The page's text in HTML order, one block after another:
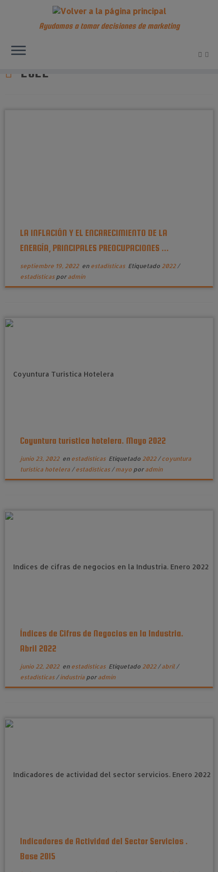
Saltar
contenido
Ayudamos a tomar decisiones de marketing
2022
LA INFLACIÓN Y EL ENCARECIMIENTO DE LA
ENERGÍA, PRINCIPALES PREOCUPACIONES ...
septiembre 19, 2022en estadísticas Etiquetado 2022 /
estadísticas por admin
Coyuntura turística hotelera. Mayo 2022
junio 23, 2022en estadísticas Etiquetado 2022 /coyuntura
turística hotelera /estadísticas /mayo por admin
Índices de Cifras de Negocios en la Industria.
Abril 2022
junio 22, 2022en estadísticas Etiquetado 2022 /abril /
estadísticas /industria por admin
Indicadores de Actividad del Sector Servicios .
Base 2015